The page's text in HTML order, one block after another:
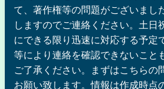
て、著作権等の問題がございまし
しますのでご連絡ください。土日
にできる限り迅速に対応する予定
等により連絡を確認できないこと
ご了承ください。まずはこちらの
お願い致します。情報は作成時点